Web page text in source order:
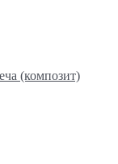
(композит)